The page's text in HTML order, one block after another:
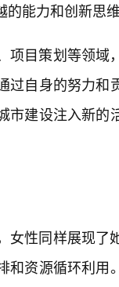
的能力和创新思
项目策划等领域
过自身的努力和
市建设注入新的
女性同样展现了
和资源循环利用